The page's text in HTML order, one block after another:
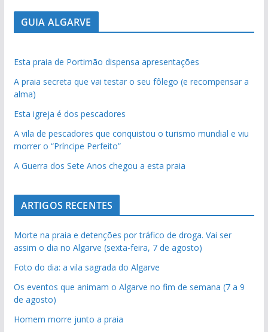
GUIA ALGARVE
Esta praia de Portimão dispensa apresentações
A praia secreta que vai testar o seu fôlego (e recompensar a
alma)
Esta igreja é dos pescadores
A vila de pescadores que conquistou o turismo mundial e viu
morrer o “Príncipe Perfeito”
A Guerra dos Sete Anos chegou a esta praia
ARTIGOS RECENTES
Morte na praia e detenções por tráfico de droga. Vai ser
assim o dia no Algarve (sexta-feira, 7 de agosto)
Foto do dia: a vila sagrada do Algarve
Os eventos que animam o Algarve no fim de semana (7 a 9
de agosto)
Homem morre junto a praia